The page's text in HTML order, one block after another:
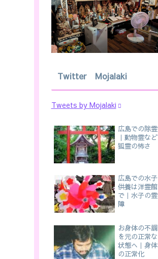
Twitter Mojalaki
Tweets by Mojalaki
広島での除霊
｜動物霊など
狐霊の怖さ
広島での水子
供養は洋霊館
で｜水子の霊
障
お身体の不調
を元の正常な
状態へ｜身体
の正常化